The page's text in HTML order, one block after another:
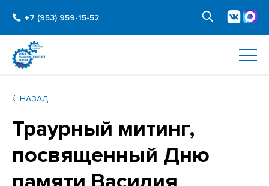
+7 (953) 959-15-52
НАЗАД
Траурный митинг,
посвященный Дню